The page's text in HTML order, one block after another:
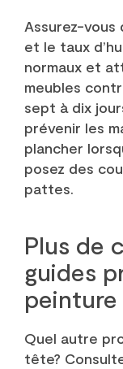
Assurez-
et le taux
normaux et
meubles
sept à dix
prévenir les
plancher
posez des
pattes.
Plus de
guides
peinture
Quel autre
tête?